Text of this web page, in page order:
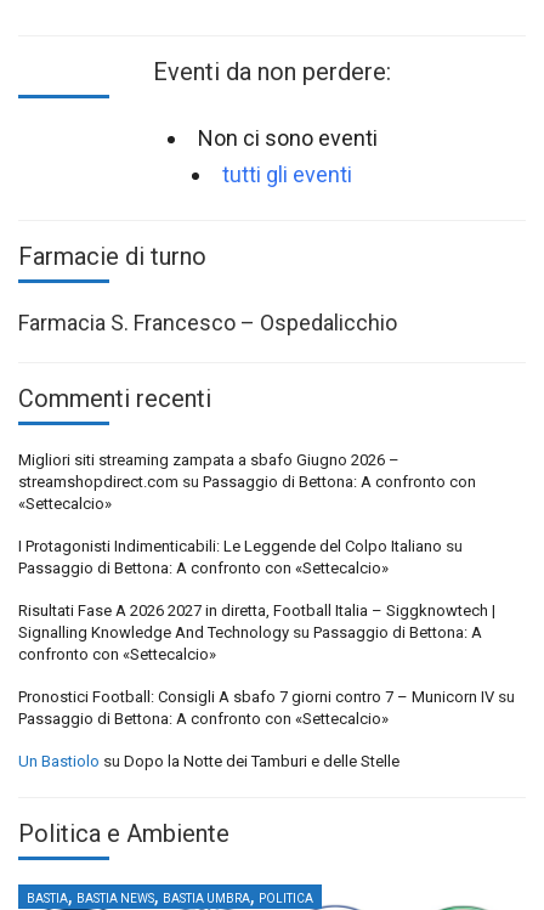
Eventi da non perdere:
Non ci sono eventi
tutti gli eventi
Farmacie di turno
Farmacia S. Francesco – Ospedalicchio
Commenti recenti
Migliori siti streaming zampata a sbafo Giugno 2026 –
streamshopdirect.com su Passaggio di Bettona: A confronto con
«Settecalcio»
I Protagonisti Indimenticabili: Le Leggende del Colpo Italiano su
Passaggio di Bettona: A confronto con «Settecalcio»
Risultati Fase A 2026 2027 in diretta, Football Italia – Siggknowtech |
Signalling Knowledge And Technology su Passaggio di Bettona: A
confronto con «Settecalcio»
Pronostici Football: Consigli A sbafo 7 giorni contro 7 – Municorn IV su
Passaggio di Bettona: A confronto con «Settecalcio»
Un Bastiolo su Dopo la Notte dei Tamburi e delle Stelle
Politica e Ambiente
BASTIA, BASTIA NEWS, BASTIA UMBRA, POLITICA